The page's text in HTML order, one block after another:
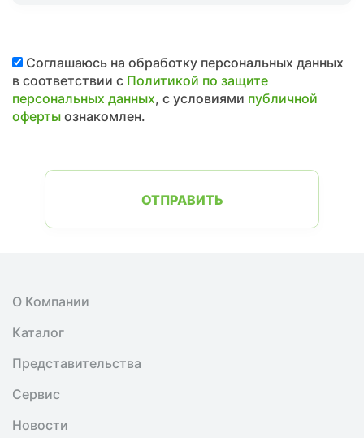
Соглашаюсь на обработку персональных данных
в соответствии с Политикой по защите
персональных данных, с условиями публичной
офертыознакомлен.
ОТПРАВИТЬ
О Компании
Каталог
Представительства
Сервис
Новости